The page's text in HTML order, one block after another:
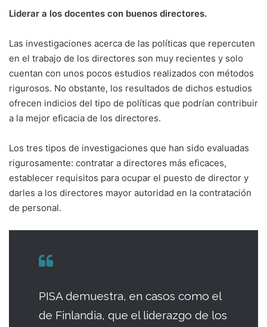
Liderar a los docentes con buenos directores.
Las investigaciones acerca de las políticas que repercuten
en el trabajo de los directores son muy recientes y solo
cuentan con unos pocos estudios realizados con métodos
rigurosos. No obstante, los resultados de dichos estudios
ofrecen indicios del tipo de políticas que podrían contribuir
a la mejor eficacia de los directores.
Los tres tipos de investigaciones que han sido evaluadas
rigurosamente: contratar a directores más eficaces,
establecer requisitos para ocupar el puesto de director y
darles a los directores mayor autoridad en la contratación
de personal.
PISA demuestra, en casos como el
de Finlandia, que el liderazgo de los